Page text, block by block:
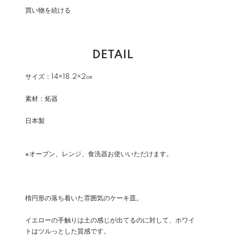
買い物を続ける
DETAIL
サイズ：14×18.2×2㎝
素材：炻器
日本製
※オーブン、レンジ、食洗器お使いいただけます。
楕円形の落ち着いた雰囲気のケーキ皿。
イエローの手触りは土の感じが出てるのに対して、ホワイ
トはツルっとした質感です。